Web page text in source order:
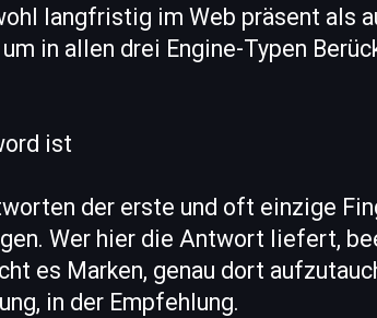
langfristig im Web präsent als
in allen drei Engine-Typen
ist
der erste und oft einzige
Wer hier die Antwort liefert,
es Marken, genau dort
in der Empfehlung.